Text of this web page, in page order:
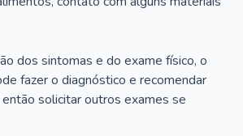
dos sintomas e do exame físico, o
fazer o diagnóstico e recomendar
solicitar outros exames se